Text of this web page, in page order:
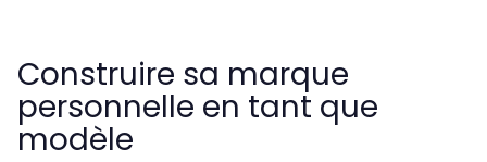
Construire sa marque
personnelle en tant que
modèle